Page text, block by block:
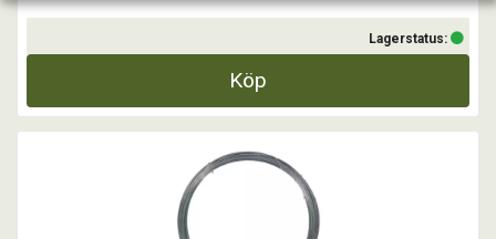
Lagerstatus:
Köp